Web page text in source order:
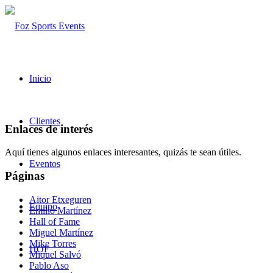
Inicio
Clientes
Eventos
Equipo
HOF
Enlaces de interés
Aquí tienes algunos enlaces interesantes, quizás te sean útiles.
Páginas
Aitor Etxeguren
Emilio Martínez
Hall of Fame
Miguel Martínez
Mike Torres
Miquel Salvó
Pablo Aso